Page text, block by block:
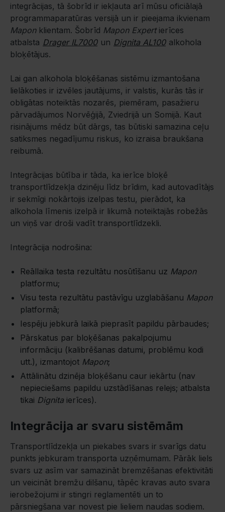
integrācijas, tā šobrīd ir iekļauta arī mūsu oficiālajā
programmaparatūras versijā un ir pieejama ikvienam
Maponklientam. Šobrīd Mapon Expertierīces
atbalsta Drager IL7000 un Dignita AL100 alkohola
bloķētājus.
Lai gan alkohola bloķēšanas sistēmu izmantošana
lielākoties ir izvēles jautājums, ir valstis, kurās tās ir
obligātas noteiktās nozarēs, piemēram, pasažieru
pārvadājumos Norvēģijā, Zviedrijā un Somijā. Kaut
risinājums mēdz būt dārgs, tas būtiski samazina ceļu
satiksmes negadījumu riskus, ko izraisa braukšana
reibumā.
Integrācijas būtība ir tāda, ka ierīce bloķē
transportlīdzekļa dzinēju līdz brīdim, kad autovadītājs
ir sekmīgi nokārtojis izelpas testu, pierādot, ka
alkohola līmenis izelpā ir likumā noteiktajās robežās
un viņš var droši vadīt transportlīdzekli.
Integrācija nodrošina:
Reāllaika testa rezultātu nosūtīšanu uz Mapon
platformu;
Visu testa rezultātu pastāvīgu uzglabāšanu Mapon
platformā;
Iespēju jebkurā laikā pieprasīt papildu pārbaudes;
Pārskatus par bloķēšanas pakalpojumu
informāciju (kalibrēšanas datumi, problēmu kodi
utt.), izmantojot Mapon;
Attālinātu dzinēja bloķēšanu caur iekārtu (nav
nepieciešams papildu uzstādīšanas relejs; atbalsta
tikai Dignita ierīces).
Integrācija ar svaru sistēmām
Transportlīdzekļa un piekabes svars ir svarīgs datu
punkts jebkuram transporta uzņēmumam. Pārāk liels
svars uz asīm var samazināt bremzēšanas efektivitāti
un veicināt bremžu dilšanu, tāpēc kravas auto svara
ierobežojumi ir stingri reglamentēti un to
pārsniegšana var novest pie lieliem naudas sodiem.